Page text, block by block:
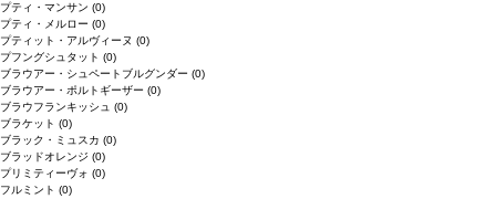
プティ・マンサン (0)
プティ・メルロー (0)
プティット・アルヴィーヌ (0)
プフングシュタット (0)
ブラウアー・シュペートブルグンダー (0)
ブラウアー・ポルトギーザー (0)
ブラウフランキッシュ (0)
ブラケット (0)
ブラック・ミュスカ (0)
ブラッドオレンジ (0)
プリミティーヴォ (0)
フルミント (0)